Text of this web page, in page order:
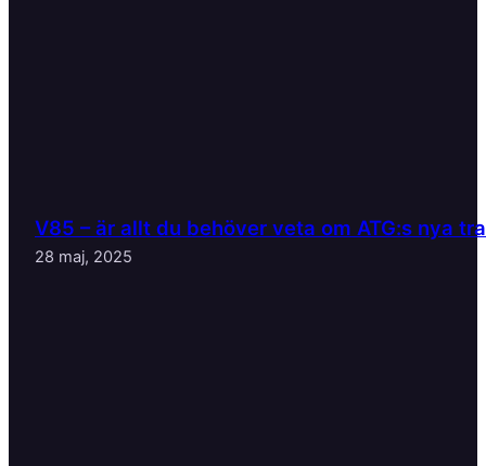
V85 – är allt du behöver veta om ATG:s nya
28 maj, 2025